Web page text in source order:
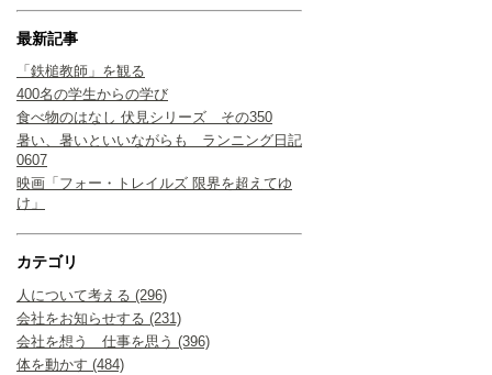
最新記事
「鉄槌教師」を観る
400名の学生からの学び
食べ物のはなし 伏見シリーズ その350
暑い、暑いといいながらも ランニング日記
0607
映画「フォー・トレイルズ 限界を超えてゆ
け」
カテゴリ
人について考える (296)
会社をお知らせする (231)
会社を想う 仕事を思う (396)
体を動かす (484)